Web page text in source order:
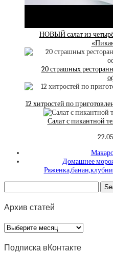
НОВЫЙ салат из
20 страшных
12 хитростей по
Салат с пикантной
Домашнее
Архив статей
Архив
статей
Подписка вКонтакте